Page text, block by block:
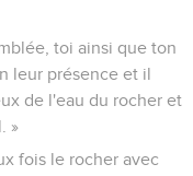
toi ainsi que ton
leur présence et il
de l'eau du rocher et
»
fois le rocher avec